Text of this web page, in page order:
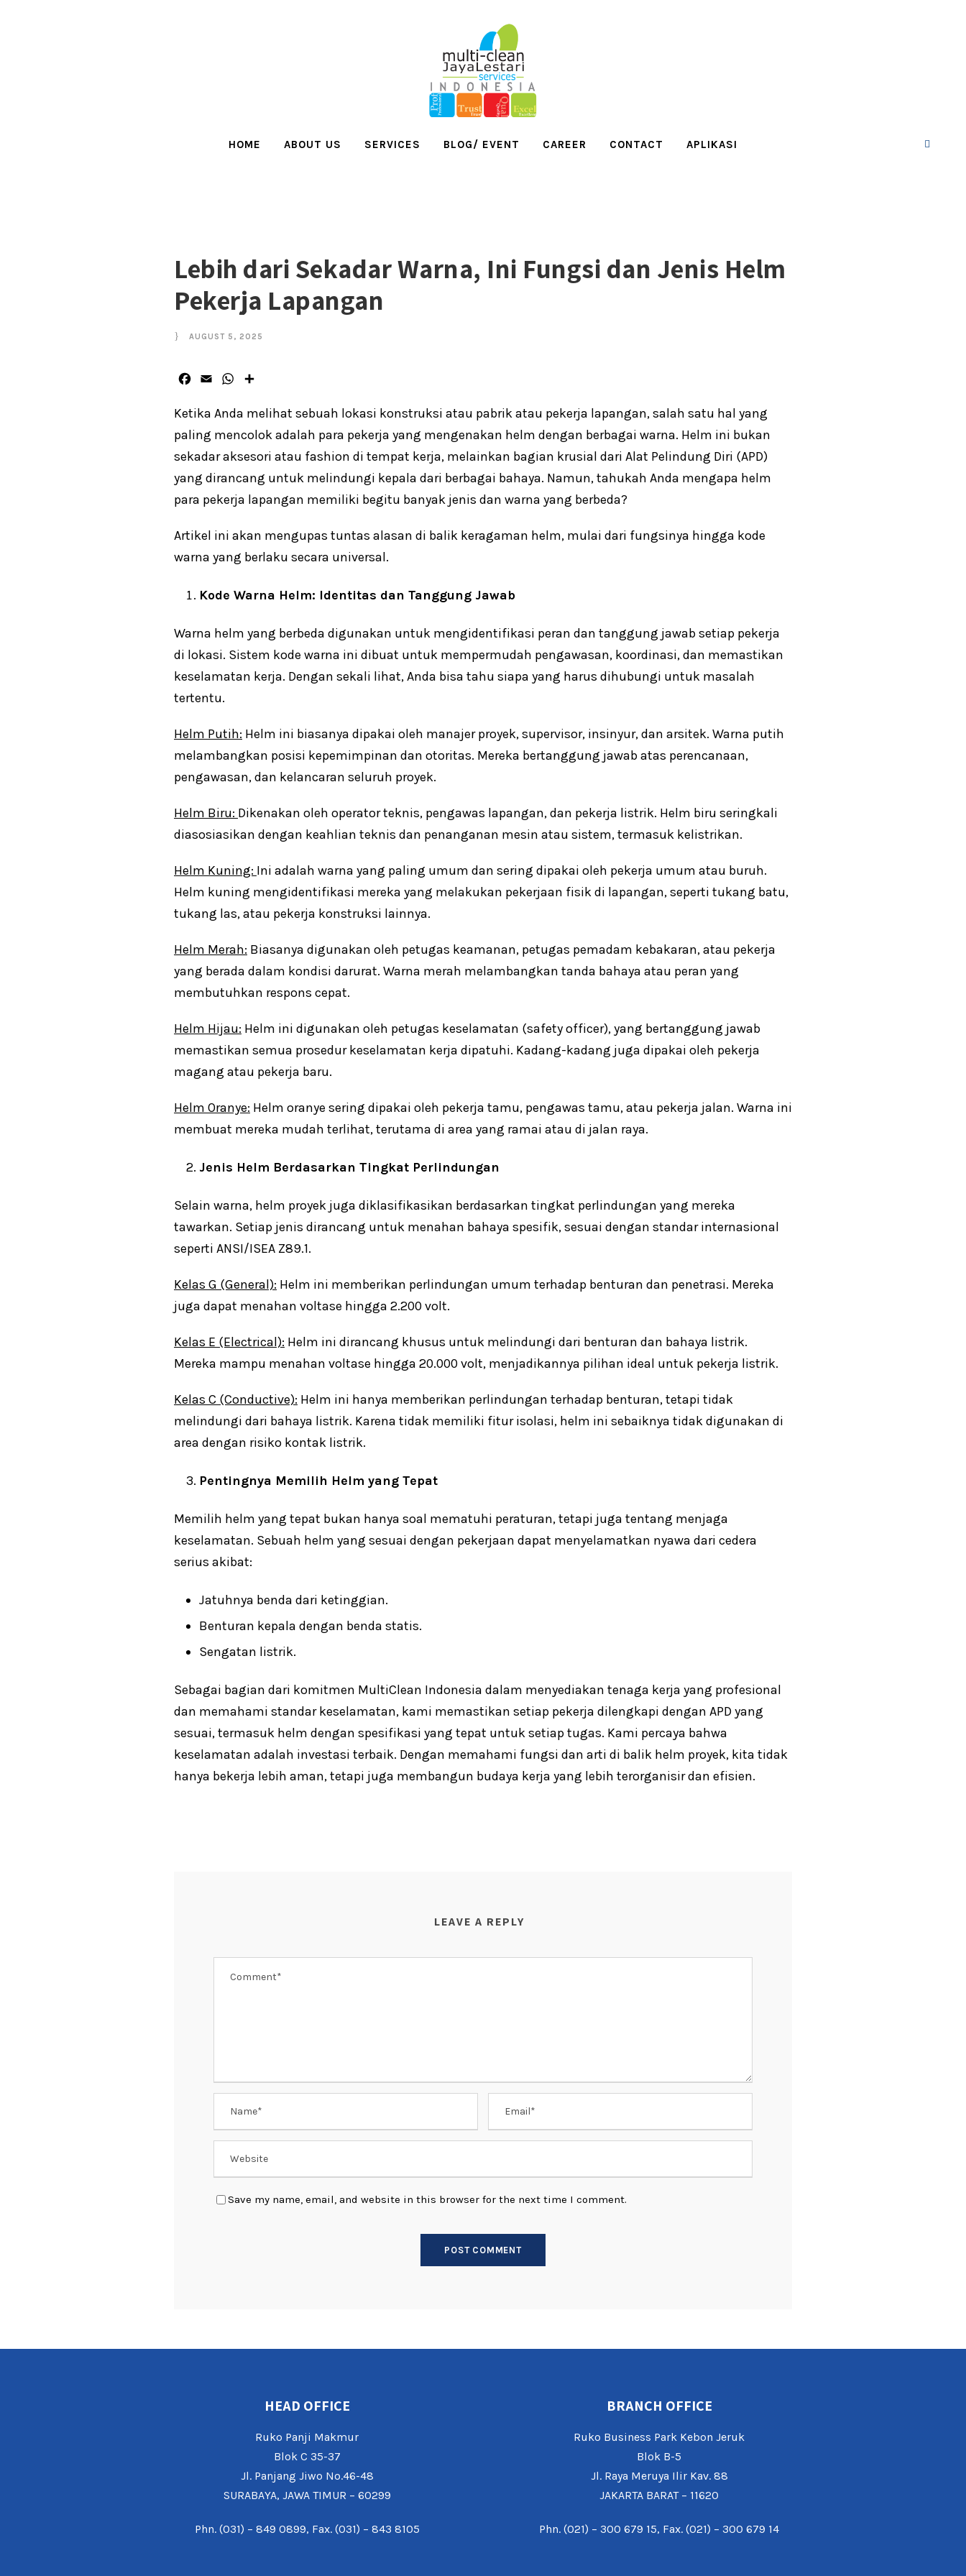
HOME ABOUT US SERVICES BLOG/ EVENT CAREER CONTACT APLIKASI
Lebih dari Sekadar Warna, Ini Fungsi dan Jenis Helm
Pekerja Lapangan
AUGUST 5, 2025
c
b
o
o
k
a
l
W
a
s
A
p
a
e
Ketika Anda melihat sebuah lokasi konstruksi atau pabrik atau pekerja lapangan, salah satu hal yang
paling mencolok adalah para pekerja yang mengenakan helm dengan berbagai warna. Helm ini bukan
sekadar aksesori atau fashion di tempat kerja, melainkan bagian krusial dari Alat Pelindung Diri (APD)
yang dirancang untuk melindungi kepala dari berbagai bahaya. Namun, tahukah Anda mengapa helm
para pekerja lapangan memiliki begitu banyak jenis dan warna yang berbeda?
Artikel ini akan mengupas tuntas alasan di balik keragaman helm, mulai dari fungsinya hingga kode
warna yang berlaku secara universal.
Kode Warna Helm: Identitas dan Tanggung Jawab
Warna helm yang berbeda digunakan untuk mengidentifikasi peran dan tanggung jawab setiap pekerja
di lokasi. Sistem kode warna ini dibuat untuk mempermudah pengawasan, koordinasi, dan memastikan
keselamatan kerja. Dengan sekali lihat, Anda bisa tahu siapa yang harus dihubungi untuk masalah
tertentu.
Helm Putih: Helm ini biasanya dipakai oleh manajer proyek, supervisor, insinyur, dan arsitek. Warna putih
melambangkan posisi kepemimpinan dan otoritas. Mereka bertanggung jawab atas perencanaan,
pengawasan, dan kelancaran seluruh proyek.
Helm Biru: Dikenakan oleh operator teknis, pengawas lapangan, dan pekerja listrik. Helm biru seringkali
diasosiasikan dengan keahlian teknis dan penanganan mesin atau sistem, termasuk kelistrikan.
Helm Kuning: Ini adalah warna yang paling umum dan sering dipakai oleh pekerja umum atau buruh.
Helm kuning mengidentifikasi mereka yang melakukan pekerjaan fisik di lapangan, seperti tukang batu,
tukang las, atau pekerja konstruksi lainnya.
Helm Merah: Biasanya digunakan oleh petugas keamanan, petugas pemadam kebakaran, atau pekerja
yang berada dalam kondisi darurat. Warna merah melambangkan tanda bahaya atau peran yang
membutuhkan respons cepat.
Helm Hijau: Helm ini digunakan oleh petugas keselamatan (safety officer), yang bertanggung jawab
memastikan semua prosedur keselamatan kerja dipatuhi. Kadang-kadang juga dipakai oleh pekerja
magang atau pekerja baru.
Helm Oranye: Helm oranye sering dipakai oleh pekerja tamu, pengawas tamu, atau pekerja jalan. Warna ini
membuat mereka mudah terlihat, terutama di area yang ramai atau di jalan raya.
Jenis Helm Berdasarkan Tingkat Perlindungan
Selain warna, helm proyek juga diklasifikasikan berdasarkan tingkat perlindungan yang mereka
tawarkan. Setiap jenis dirancang untuk menahan bahaya spesifik, sesuai dengan standar internasional
seperti ANSI/ISEA Z89.1.
Kelas G (General): Helm ini memberikan perlindungan umum terhadap benturan dan penetrasi. Mereka
juga dapat menahan voltase hingga 2.200 volt.
Kelas E (Electrical): Helm ini dirancang khusus untuk melindungi dari benturan dan bahaya listrik.
Mereka mampu menahan voltase hingga 20.000 volt, menjadikannya pilihan ideal untuk pekerja listrik.
Kelas C (Conductive): Helm ini hanya memberikan perlindungan terhadap benturan, tetapi tidak
melindungi dari bahaya listrik. Karena tidak memiliki fitur isolasi, helm ini sebaiknya tidak digunakan di
area dengan risiko kontak listrik.
Pentingnya Memilih Helm yang Tepat
Memilih helm yang tepat bukan hanya soal mematuhi peraturan, tetapi juga tentang menjaga
keselamatan. Sebuah helm yang sesuai dengan pekerjaan dapat menyelamatkan nyawa dari cedera
serius akibat:
Jatuhnya benda dari ketinggian.
Benturan kepala dengan benda statis.
Sengatan listrik.
Sebagai bagian dari komitmen MultiClean Indonesia dalam menyediakan tenaga kerja yang profesional
dan memahami standar keselamatan, kami memastikan setiap pekerja dilengkapi dengan APD yang
sesuai, termasuk helm dengan spesifikasi yang tepat untuk setiap tugas. Kami percaya bahwa
keselamatan adalah investasi terbaik. Dengan memahami fungsi dan arti di balik helm proyek, kita tidak
hanya bekerja lebih aman, tetapi juga membangun budaya kerja yang lebih terorganisir dan efisien.
LEAVE A REPLY
Save my name, email, and website in this browser for the next time I comment.
HEAD OFFICE
Ruko Panji Makmur
Blok C 35-37
Jl. Panjang Jiwo No.46-48
SURABAYA, JAWA TIMUR – 60299
Phn. (031) – 849 0899, Fax. (031) – 843 8105
BRANCH OFFICE
Ruko Business Park Kebon Jeruk
Blok B-5
Jl. Raya Meruya Ilir Kav. 88
JAKARTA BARAT – 11620
Phn. (021) – 300 679 15, Fax. (021) – 300 679 14